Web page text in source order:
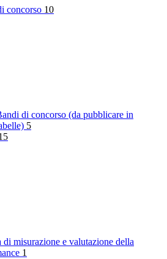
concorso 10
di concorso (da pubblicare in
5
di misurazione e valutazione della
1